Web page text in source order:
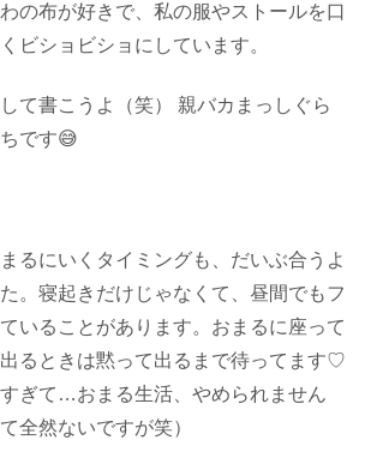
の布が好きで、私の服やストールを口
ビショビショにしています。
て書こうよ（笑） 親バカまっしぐら
です😅
るにいくタイミングも、だいぶ合うよ
。寝起きだけじゃなくて、昼間でもフ
いることがあります。おまるに座って
るときは黙って出るまで待ってます♡
ぎて…おまる生活、やめられません
全然ないですが笑）